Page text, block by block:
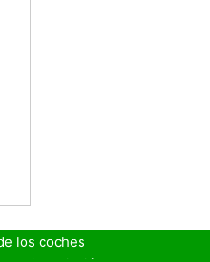
los coches